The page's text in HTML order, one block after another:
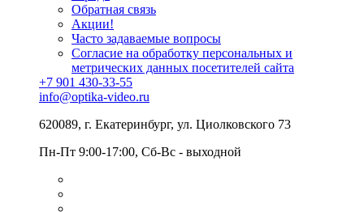
Обратная связь
Акции!
Часто задаваемые вопросы
Согласие на обработку персональных и
метрических данных посетителей сайта
+7 901 430-33-55
info@optika-video.ru
620089, г. Екатеринбург, ул. Циолковского 73
Пн-Пт 9:00-17:00, Сб-Вс - выходной